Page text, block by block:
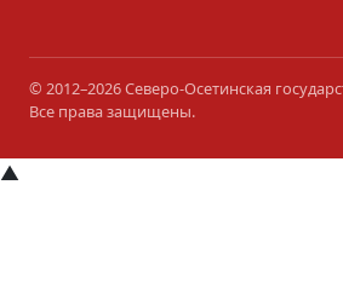
© 2012–2026 Северо-Осетинская
Все права защищены.
▲